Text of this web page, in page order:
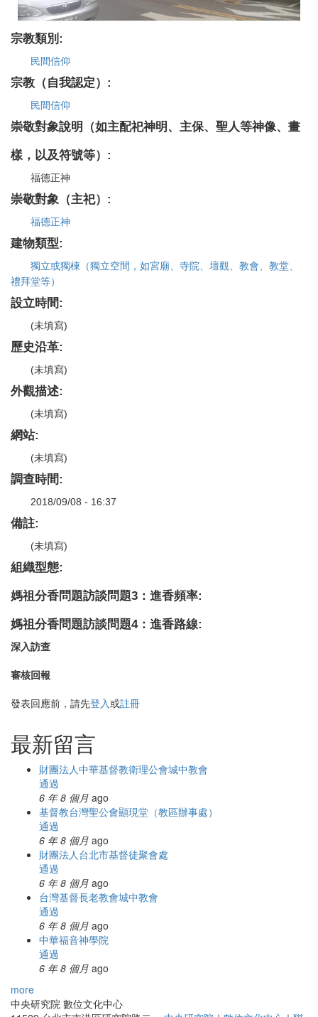
宗教類別:
民間信仰
宗教（自我認定）:
民間信仰
崇敬對象說明（如主配祀神明、主保、聖人等神像、畫
樣，以及符號等）:
福德正神
崇敬對象（主祀）:
福德正神
建物類型:
獨立或獨棟（獨立空間，如宮廟、寺院、壇觀、教會、教堂、
禮拜堂等）
設立時間:
(未填寫)
歷史沿革:
(未填寫)
外觀描述:
(未填寫)
網站:
(未填寫)
調查時間:
2018/09/08 - 16:37
備註:
(未填寫)
組織型態:
媽祖分香問題訪談問題3：進香頻率:
媽祖分香問題訪談問題4：進香路線:
深入訪查
審核回報
發表回應前，請先登入或註冊
最新留言
財團法人中華基督教衛理公會城中教會
通過
6 年 8 個月 ago
基督教台灣聖公會顯現堂（教區辦事處）
通過
6 年 8 個月 ago
財團法人台北市基督徒聚會處
通過
6 年 8 個月 ago
台灣基督長老教會城中教會
通過
6 年 8 個月 ago
中華福音神學院
通過
6 年 8 個月 ago
more
中央研究院 數位文化中心